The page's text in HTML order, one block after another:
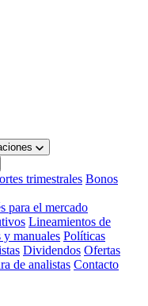
trimestrales Bonos
para el mercado
Lineamientos de
manuales Políticas
Dividendos Ofertas
de analistas Contacto